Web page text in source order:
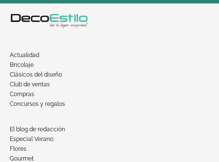
Actualidad
Bricolaje
Clásicos del diseño
Club de ventas
Compras
Concursos y regalos
El blog de redacción
Especial Verano
Flores
Gourmet